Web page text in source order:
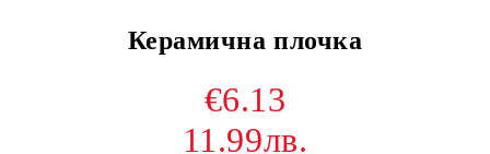
Керамична плочка
€6.13
11.99лв.